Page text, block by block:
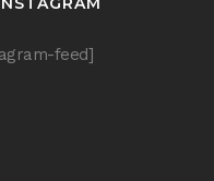
feed]